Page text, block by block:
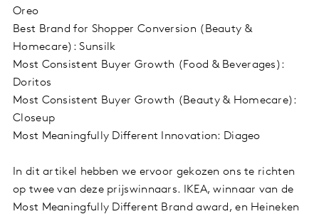
Oreo
Best Brand for Shopper Conversion (Beauty &
Homecare): Sunsilk
Most Consistent Buyer Growth (Food & Beverages):
Doritos
Most Consistent Buyer Growth (Beauty & Homecare):
Closeup
Most Meaningfully Different Innovation: Diageo
In dit artikel hebben we ervoor gekozen ons te richten
op twee van deze prijswinnaars. IKEA, winnaar van de
Most Meaningfully Different Brand award, en Heineken